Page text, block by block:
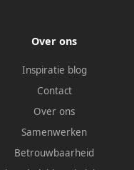
Over ons
Inspiratie blog
Contact
Over ons
Samenwerken
Betrouwbaarheid